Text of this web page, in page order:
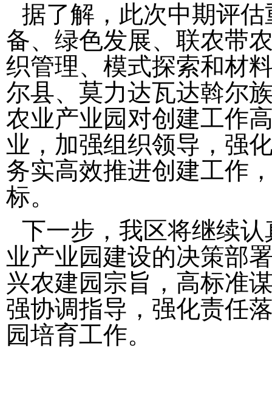
据了解，此次中期评
备、绿色发展、联农带
织管理、模式探索和材
尔县、莫力达瓦达斡尔
农业产业园对创建工作
业，加强组织领导，强
务实高效推进创建工作
标。
下一步，我区将继续
业产业园建设的决策部
兴农建园宗旨，高标准
强协调指导，强化责任
园培育工作。